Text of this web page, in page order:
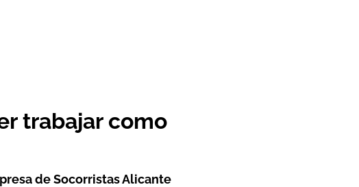
trabajar como
deSocorristas Alicante